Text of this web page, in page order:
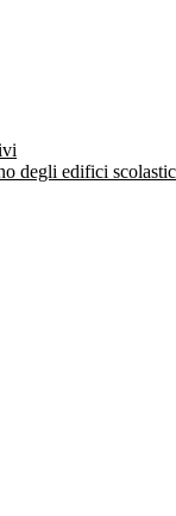
degli edifici